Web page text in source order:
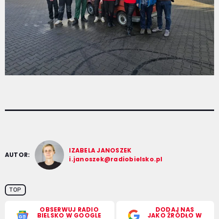
AUTOR:
IZABELA JANOSZEK
i.janoszek@radiobielsko.pl
TOP
OBSERWUJ RADIO
BIELSKO W GOOGLE
DODAJ NAS
JAKO ŹRÓDŁO W